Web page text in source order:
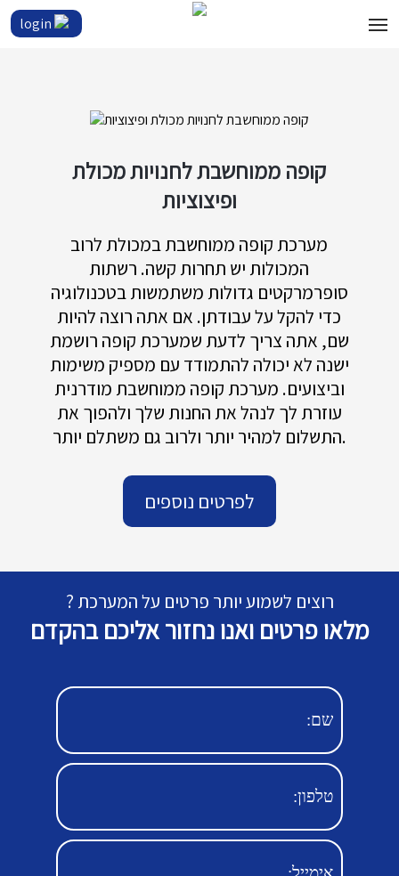
login
קופה ממוחשבת לחנויות מכולת
ופיצוציות
מערכת קופה ממוחשבת במכולת לרוב
המכולות יש תחרות קשה. רשתות
סופרמרקטים גדולות משתמשות בטכנולוגיה
כדי להקל על עבודתן. אם אתה רוצה להיות
שם, אתה צריך לדעת שמערכת קופה רושמת
ישנה לא יכולה להתמודד עם מספיק משימות
וביצועים. מערכת קופה ממוחשבת מודרנית
עוזרת לך לנהל את החנות שלך ולהפוך את
התשלום למהיר יותר ולרוב גם משתלם יותר.
לפרטים נוספים
רוצים לשמוע יותר פרטים על המערכת ?
מלאו פרטים ואנו נחזור אליכם בהקדם